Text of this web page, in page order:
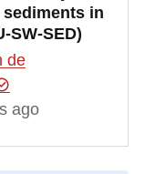
in
SW-SED)
de
ago